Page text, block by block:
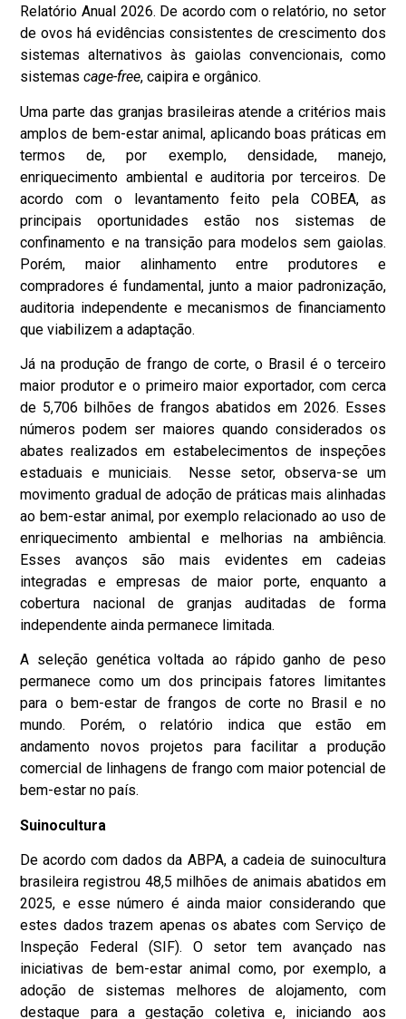
Relatório Anual 2026. De acordo com o relatório, no setor
de ovos há evidências consistentes de crescimento dos
sistemas alternativos às gaiolas convencionais, como
sistemascage-free, caipira e orgânico.
Uma parte das granjas brasileiras atende a critérios mais
amplos de bem-estar animal, aplicando boas práticas em
termos de, por exemplo, densidade, manejo,
enriquecimento ambiental e auditoria por terceiros. De
acordo com o levantamento feito pela COBEA, as
principais oportunidades estão nos sistemas de
confinamento e na transição para modelos sem gaiolas.
Porém, maior alinhamento entre produtores e
compradores é fundamental, junto a maior padronização,
auditoria independente e mecanismos de financiamento
que viabilizem a adaptação.
Já na produção de frango de corte, o Brasil é o terceiro
maior produtor e o primeiro maior exportador, com cerca
de 5,706 bilhões de frangos abatidos em 2026. Esses
números podem ser maiores quando considerados os
abates realizados em estabelecimentos de inspeções
estaduais e municiais. Nesse setor, observa-se um
movimento gradual de adoção de práticas mais alinhadas
ao bem-estar animal, por exemplo relacionado ao uso de
enriquecimento ambiental e melhorias na ambiência.
Esses avanços são mais evidentes em cadeias
integradas e empresas de maior porte, enquanto a
cobertura nacional de granjas auditadas de forma
independente ainda permanece limitada.
A seleção genética voltada ao rápido ganho de peso
permanece como um dos principais fatores limitantes
para o bem-estar de frangos de corte no Brasil e no
mundo. Porém, o relatório indica que estão em
andamento novos projetos para facilitar a produção
comercial de linhagens de frango com maior potencial de
bem-estar no país.
Suinocultura
De acordo com dados da ABPA, a cadeia de suinocultura
brasileira registrou 48,5 milhões de animais abatidos em
2025, e esse número é ainda maior considerando que
estes dados trazem apenas os abates com Serviço de
Inspeção Federal (SIF). O setor tem avançado nas
iniciativas de bem-estar animal como, por exemplo, a
adoção de sistemas melhores de alojamento, com
destaque para a gestação coletiva e, iniciando aos